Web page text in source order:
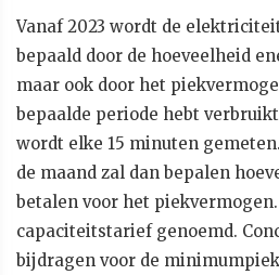
Vanaf 2023 wordt de
bepaald door de hoeveelheid
maar ook door het
bepaalde periode hebt
wordt elke 15 minuten
de maand zal dan bepalen
betalen voor het
capaciteitstarief genoemd.
bijdragen voor de minimumpiek